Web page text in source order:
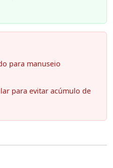
para manuseio
para evitar acúmulo de